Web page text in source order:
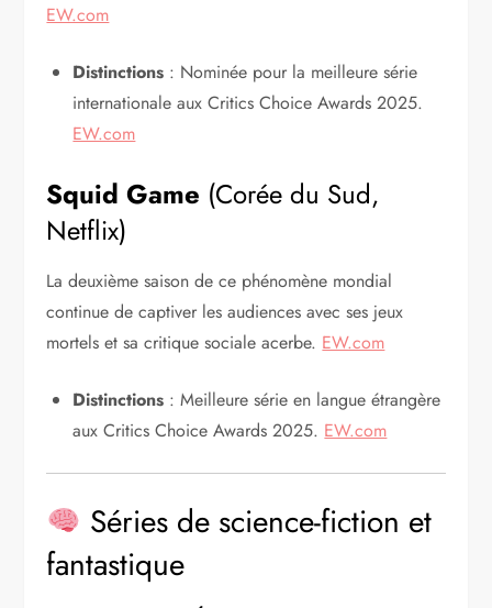
EW.com
Distinctions : Nominée pour la meilleure série
internationale aux Critics Choice Awards 2025.
EW.com
Squid Game (Corée du Sud,
Netflix)
La deuxième saison de ce phénomène mondial
continue de captiver les audiences avec ses jeux
mortels et sa critique sociale acerbe. EW.com
Distinctions : Meilleure série en langue étrangère
aux Critics Choice Awards 2025. EW.com
Séries de science-fiction et
fantastique